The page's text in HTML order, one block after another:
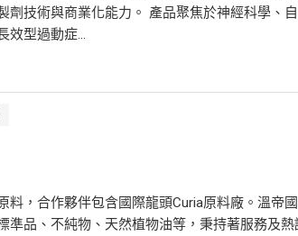
劑技術與商業化能力。 產品聚焦於神經科學、
效型過動症...
料，合作夥伴包含國際龍頭Curia原料廠。溫帝
準品、不純物、天然植物油等，秉持著服務及熱